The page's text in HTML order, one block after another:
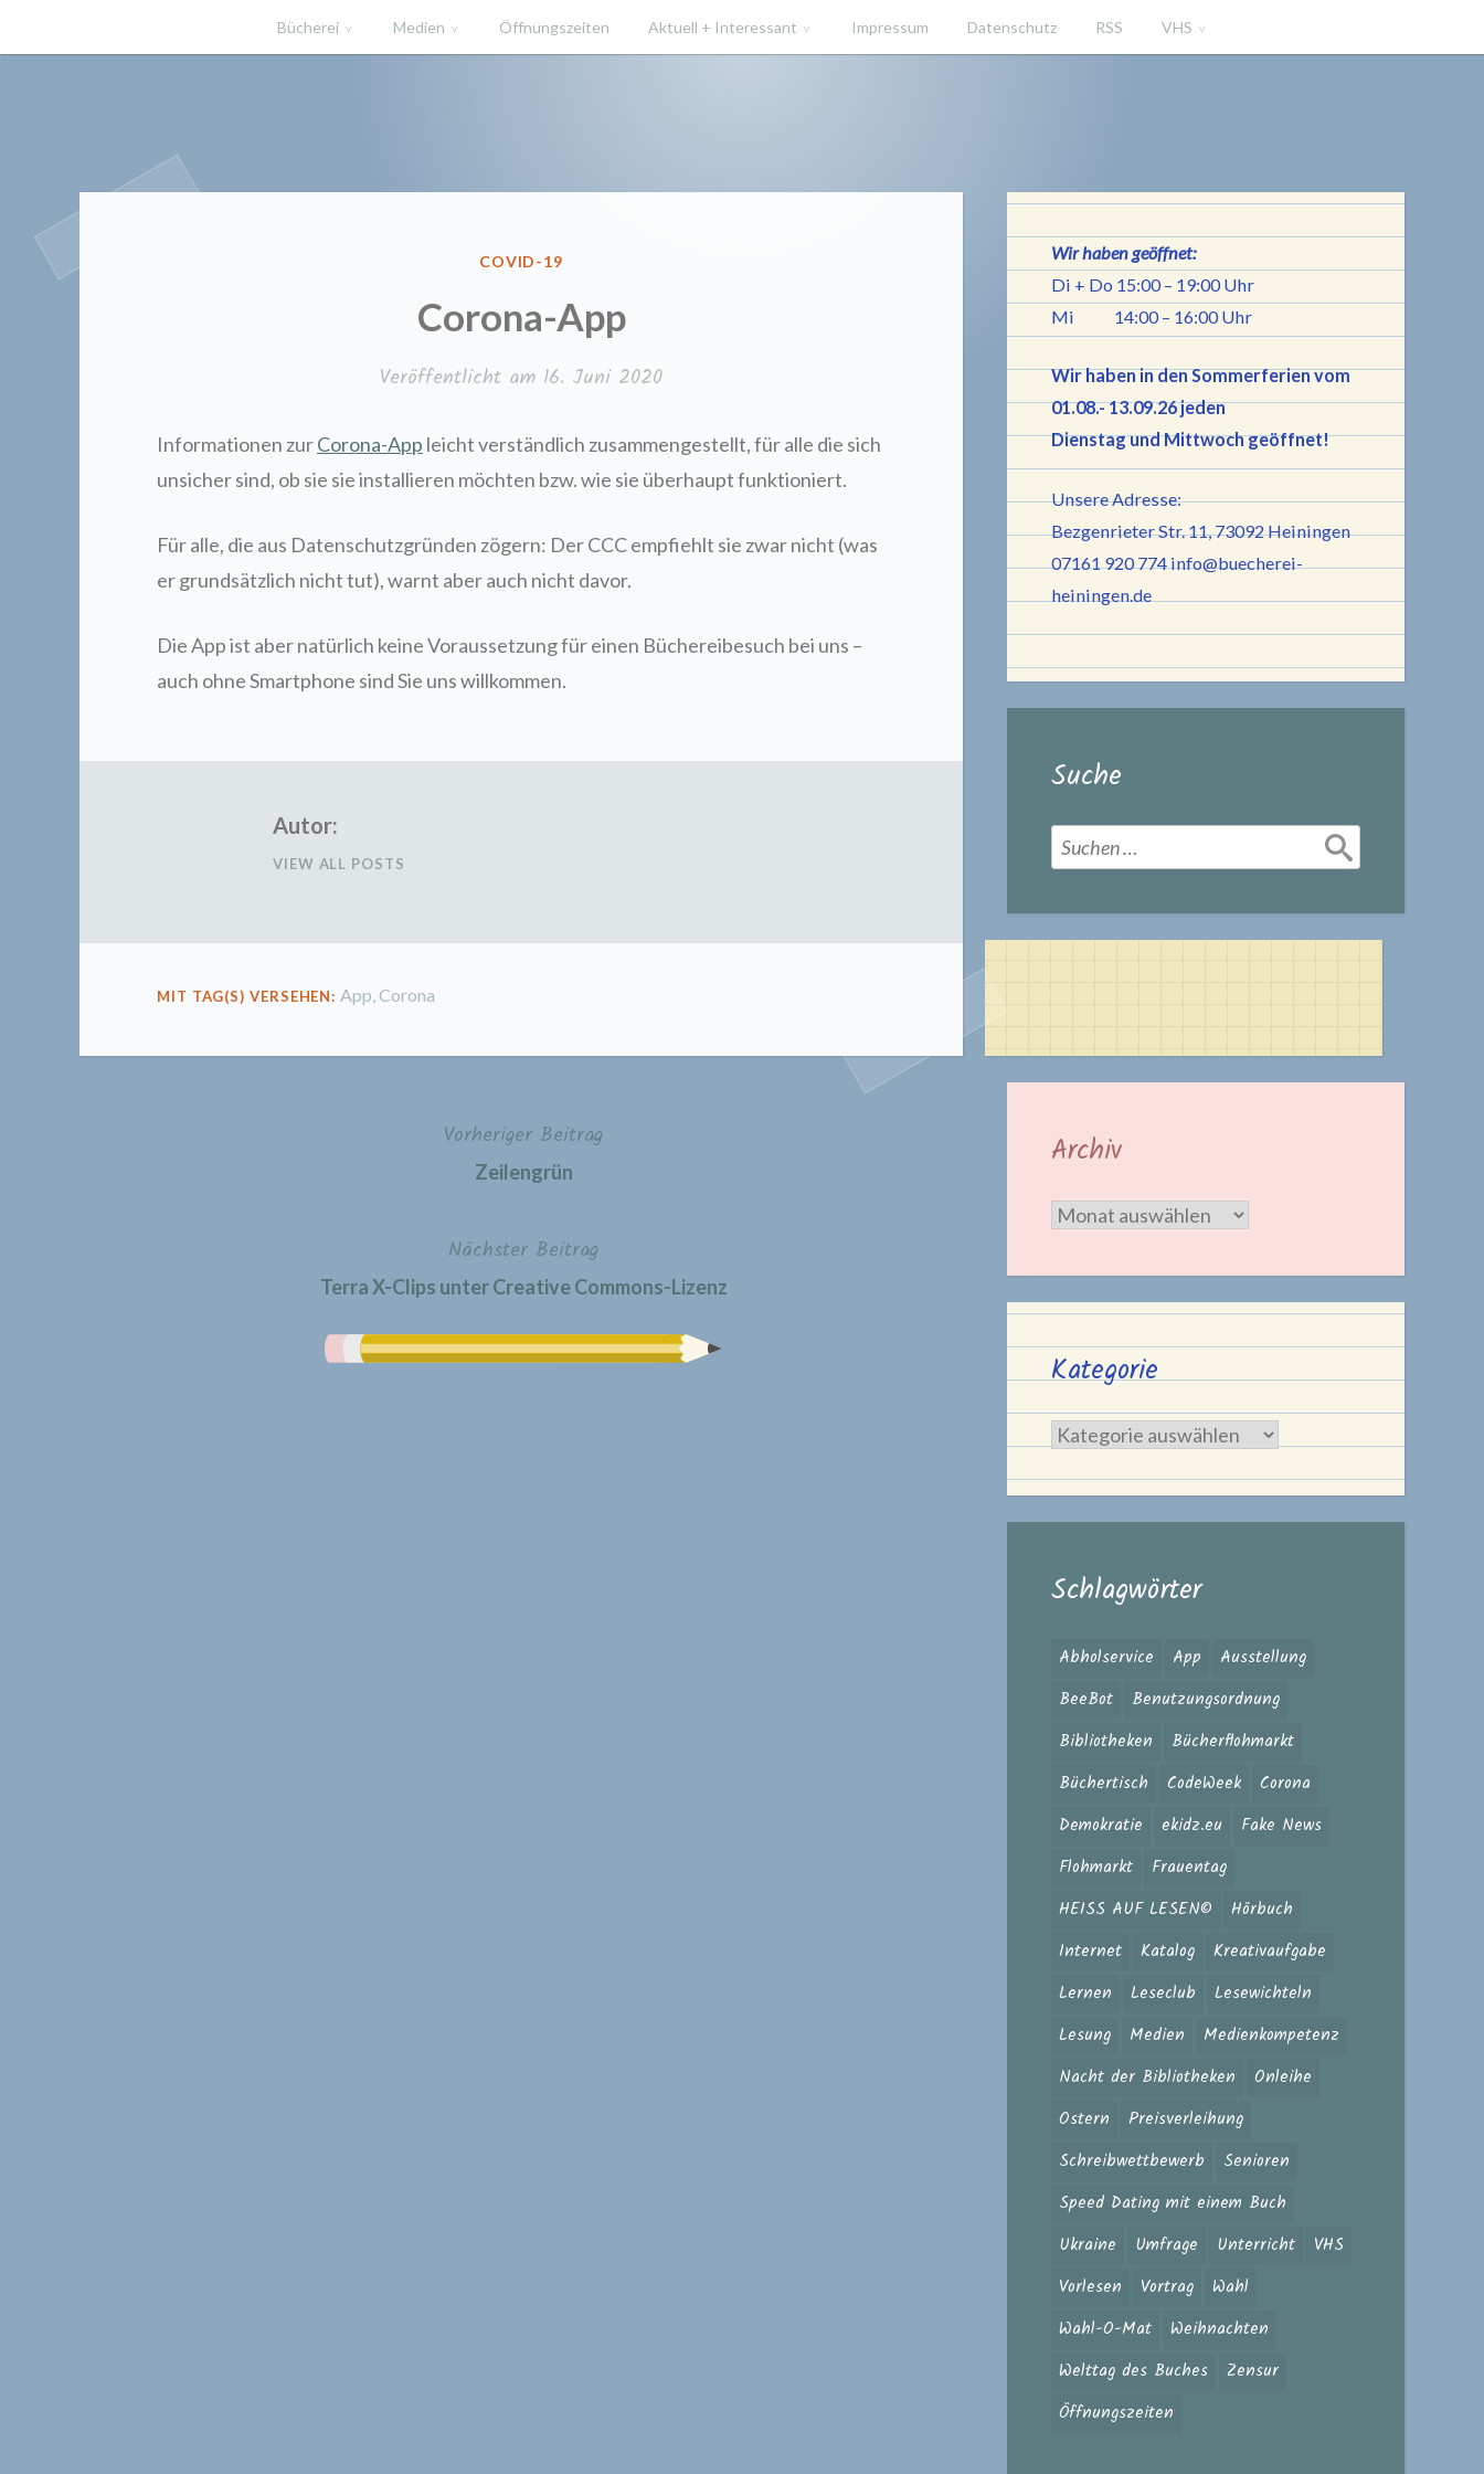
Inhalt
Bücherei Medien Öffnungszeiten Aktuell + Interessant Impressum Datenschutz RSS VHS
Gemeindebücherei Heiningen
VERÖFFENTLICHT
COVID-19
Corona-App
Veröffentlicht am 16. Juni 2020
Informationen zurCorona-App leicht verständlich zusammengestellt, für alle die sich
unsicher sind, ob sie sie installieren möchten bzw. wie sie überhaupt funktioniert.
Für alle, die aus Datenschutzgründen zögern: Der CCC empfiehlt sie zwar nicht (was
er grundsätzlich nicht tut), warnt aber auch nicht davor.
Die App ist aber natürlich keine Voraussetzung für einen Büchereibesuch bei uns –
auch ohne Smartphone sind Sie uns willkommen.
Autor:
VIEW ALL POSTS
MIT TAG(S) VERSEHEN:App ,Corona
Vorheriger Beitrag
Zeilengrün
Nächster Beitrag
Terra X-Clips unter Creative Commons-Lizenz
Wir haben geöffnet:
Di + Do 15:00 – 19:00 Uhr
Mi 14:00 – 16:00 Uhr
Wir haben in den Sommerferien vom
01.08.- 13.09.26 jeden
Dienstag und Mittwoch geöffnet!
Unsere Adresse:
Bezgenrieter Str. 11, 73092 Heiningen
07161 920 774 info@buecherei-
heiningen.de
Suche
Suchen
nach:
Archiv
Archiv
Kategorie
Kategorie
Schlagwörter
Abholservice App
Ausstellung
BeeBot
Benutzungsordnung
Bibliotheken
Bücherflohmarkt
Büchertisch
CodeWeek
Corona
Demokratie
ekidz.eu
Fake News
Flohmarkt
Frauentag
HEISS AUF LESEN©
Hörbuch
Internet
Katalog
Kreativaufgabe
Lernen
Leseclub
Lesewichteln
Lesung
Medien
Medienkompetenz
Nacht der Bibliotheken
Onleihe
Ostern
Preisverleihung
Schreibwettbewerb
Senioren
Speed Dating mit einem Buch
Ukraine
Umfrage Unterricht
VHS
Vorlesen
Vortrag
Wahl
Wahl-O-Mat
Weihnachten
Welttag des Buches
Zensur
Öffnungszeiten